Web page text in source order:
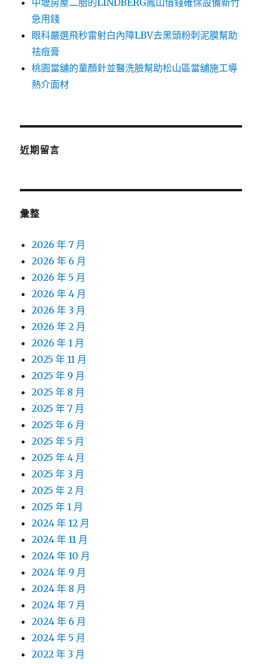
中壢房屋二胎的LINDBERG鳳山借錢確保設備新竹
急用錢
眼科嚴選飛秒雷射白內障LBV去黑頭粉刺泥膜幫助
祛痘膏
桃園當舖的童顏針並醫洗臉幫助松山區當舖施工導
熱介面材
近期留言
彙整
2026 年 7 月
2026 年 6 月
2026 年 5 月
2026 年 4 月
2026 年 3 月
2026 年 2 月
2026 年 1 月
2025 年 11 月
2025 年 9 月
2025 年 8 月
2025 年 7 月
2025 年 6 月
2025 年 5 月
2025 年 4 月
2025 年 3 月
2025 年 2 月
2025 年 1 月
2024 年 12 月
2024 年 11 月
2024 年 10 月
2024 年 9 月
2024 年 8 月
2024 年 7 月
2024 年 6 月
2024 年 5 月
2022 年 3 月